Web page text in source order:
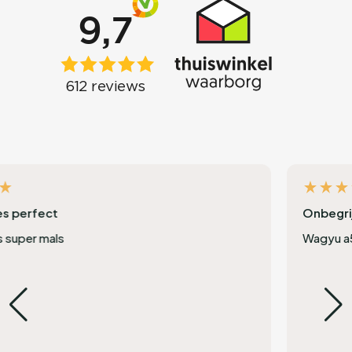
Onbegrijpelijk lekker
Wagyu a5 was abnormaal lekker